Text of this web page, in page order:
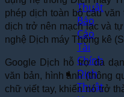
Thuật
Báo
Cáo
Tài
Chính
Dịch
Thuật
phép dịch toàn bộ câu
dịch trở nên mạch lạc và
nghệ Dịch máy Thống kê
Google Dịch hỗ trợ đa
văn bản, hình ảnh (thông
chữ viết tay, khiến nó trở